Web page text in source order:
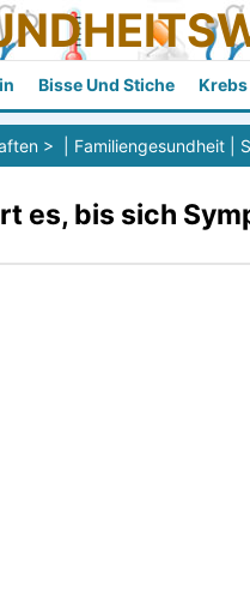
Bisse Und Stiche Krebs
> | Familiengesundheit
es, bis sich